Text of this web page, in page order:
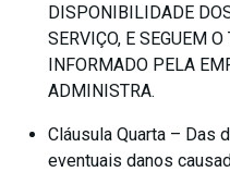
DISPONIBILIDADE
SERVIÇO, E SEGUEM
INFORMADO PELA
ADMINISTRA.
Cláusula Quarta – Das
eventuais danos